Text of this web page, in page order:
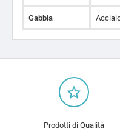
Gabbia
star_border
Prodotti di Qualità